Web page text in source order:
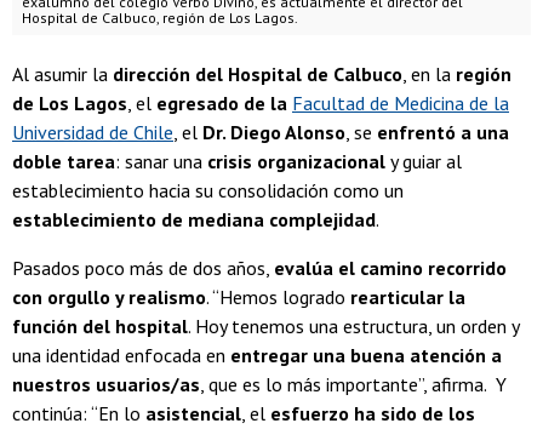
Hospital de Calbuco, región de Los Lagos.
Al asumir la dirección del Hospital de Calbuco, en la región
de Los Lagos, el egresado de la Facultad de Medicina de la
Universidad de Chile, el Dr. Diego Alonso, se enfrentó a una
doble tarea: sanar una crisis organizacional y guiar al
establecimiento hacia su consolidación como un
establecimiento de mediana complejidad.
Pasados poco más de dos años, evalúa el camino recorrido
con orgullo y realismo. “Hemos logrado rearticular la
función del hospital. Hoy tenemos una estructura, un orden y
una identidad enfocada en entregar una buena atención a
nuestros usuarios/as, que es lo más importante”, afirma. Y
continúa: “En lo asistencial, el esfuerzo ha sido de los